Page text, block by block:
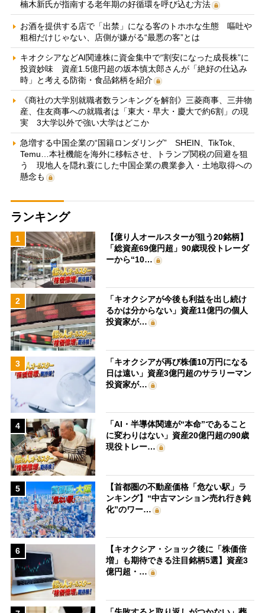
楠木新氏が指南する老年期の好循環を呼び込む方法
お酒を提供する店で「出禁」になる客のトホホな生態 嘔吐や
粗相だけじゃない、店側が嫌がる“最悪の客”とは
キオクシアなどAI関連株に資金集中で“割安になった成長株”に
投資妙味 資産1.5億円超の坂本慎太郎さんが「絶好の仕込み
時」と考える防衛・食品銘柄を紹介
《商社の大学別就職者数ランキングを解剖》三菱商事、三井物
産、住友商事への就職者は「東大・早大・慶大で約6割」の現
実 3大学以外で強い大学はどこか
急増する中国企業の“国籍ロンダリング” SHEIN、TikTok、
Temu…本社機能を海外に移転させ、トランプ関税の回避を狙
う 現地人を隠れ蓑にした中国企業の農業参入・土地取得への
懸念も
ランキング
1
【億り人オールスターが狙う20銘柄】
「総資産69億円超」90歳現役トレーダ
ーから“10…
2
「キオクシアが今後も利益を出し続け
るかは分からない」資産11億円の個人
投資家が…
3
「キオクシアが再び株価10万円になる
日は遠い」資産3億円超のサラリーマン
投資家が…
4
「AI・半導体関連が“本命”であること
に変わりはない」資産20億円超の90歳
現役トレー…
5
【首都圏の不動産価格「危ない駅」ラ
ンキング】“中古マンション売れ行き鈍
化”のワー…
6
【キオクシア・ショック後に「株価倍
増」も期待できる注目銘柄5選】資産3
億円超・…